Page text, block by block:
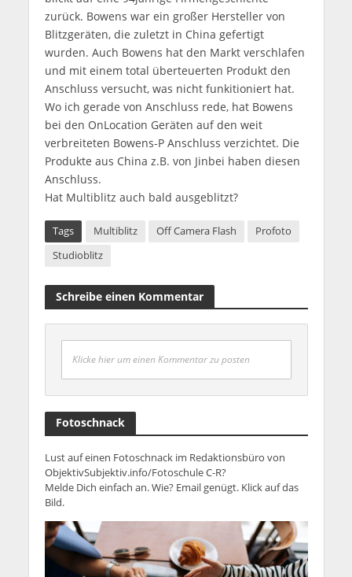
zurück. Bowens war ein großer Hersteller von
Blitzgeräten, die zuletzt in China gefertigt
wurden. Auch Bowens hat den Markt verschlafen
und mit einem total überteuerten Produkt den
Anschluss versucht, was nicht funkitioniert hat.
Wo ich gerade von Anschluss rede, hat Bowens
bei den OnLocation Geräten auf den weit
verbreiteten Bowens-P Anschluss verzichtet. Die
Produkte aus China z.B. von Jinbei haben diesen
Anschluss.
Hat Multiblitz auch bald ausgeblitzt?
Tags Multiblitz Off Camera Flash
Profoto
Studioblitz
Schreibe einen Kommentar
Klicke hier um einen Kommentar zu posten
Fotoschnack
Lust auf einen Fotoschnack im Redaktionsbüro von
ObjektivSubjektiv.info/Fotoschule C-R?
Melde Dich einfach an. Wie? Email genügt. Klick auf das
Bild.